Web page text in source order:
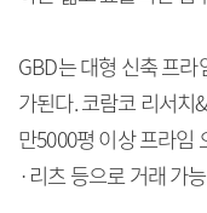
GBD는 대형 신축 프
가된다. 코람코 리서치
만5000평 이상 프라임
·리츠 등으로 거래 가